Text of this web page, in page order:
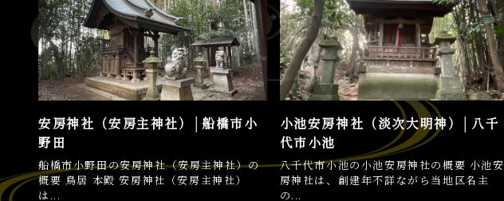
安房神社（安房主神社）│船橋市小
野田
船橋市小野田の安房神社（安房主神社）の
概要 鳥居 本殿 安房神社（安房主神社）
は...
小池安房神社（淡次大明神）│八千
代市小池
八千代市小池の小池安房神社の概要 小池安
房神社は、創建年不詳ながら当地区名主
の...